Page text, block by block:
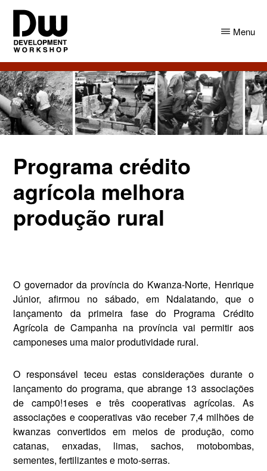
Skip
main
content
Skip
primary
sidebar
DW
Angola
Development
Workshop
Angola
Menu
Programa crédito
agrícola melhora
produção rural
O governador da província do Kwanza-Norte, Henrique
Júnior, afirmou no sábado, em Ndalatan­do, que o
lançamento da primeira fase do Programa Crédito
Agrícola de Campanha na província vai per­mitir aos
camponeses uma maior produtividade rural.
O responsável teceu estas consi­derações durante o
lançamento do programa, que abrange 13 asso­ciações
de camp0!1eses e três cooperativas agrícolas. As
associa­ções e cooperativas vão receber 7,4 milhões de
kwanzas converti­dos em meios de produção, como
catanas, enxadas, limas, sachos, motobombas,
sementes, fertili­zantes e moto-serras.